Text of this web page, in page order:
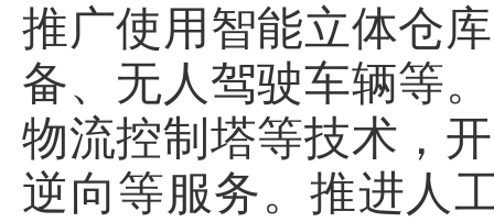
推广使用智能立体仓
备、无人驾驶车辆等
物流控制塔等技术，
逆向等服务。推进人